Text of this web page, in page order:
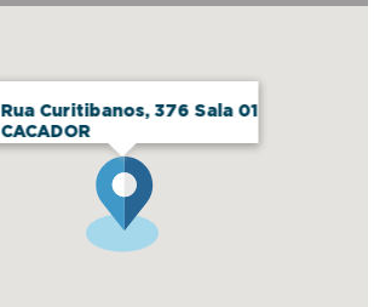
Rua Curitibanos, 376 Sala 01
CACADOR